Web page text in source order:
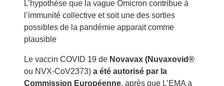
L’hypothèse que la vague Omicron contribue à
l’immunité collective et soit une des sorties
possibles de la pandémie apparait comme
plausible
Le vaccin COVID 19 de Novavax (Nuvaxovid®
ou NVX-CoV2373) a été autorisé par la
Commission Européenne, après que L’EMA a